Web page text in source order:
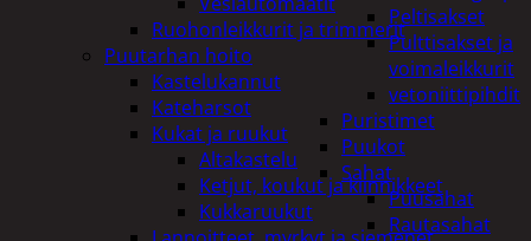
Peltisakset
Pulttisakset ja
voimaleikkurit
vetoniittipihdit
Puristimet
Puukot
Sahat
Puusahat
Rautasahat
Ruohonleikkurit ja trimmerit
Puutarhan hoito
Kastelukannut
Kateharsot
Kukat ja ruukut
Altakastelu
Ketjut, koukut ja kiinnikkeet
Kukkaruukut